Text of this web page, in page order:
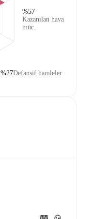
Kazanılan hava
müc.
%57
Defansif hamleler
%27